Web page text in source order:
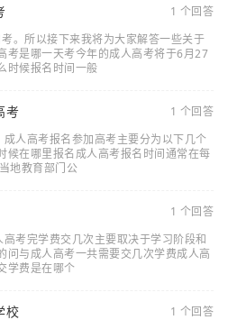
1 个回答
。所以接下来我将为大家解答一些关于
考是哪一天考今年的成人高考将于6月27
时候报名时间一般
考
1 个回答
人高考报名参加高考主要分为以下几个
候在哪里报名成人高考报名时间通常在每
地教育部门公
1 个回答
考完学费交几次主要取决于学习阶段和
问与成人高考一共需要交几次学费成人高
学费是在哪个
校
1 个回答